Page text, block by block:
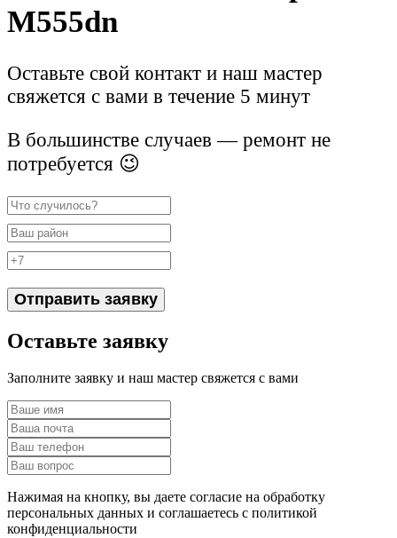
M555dn
Оставьте свой контакт и наш мастер
свяжется с вами в течение 5 минут
В большинстве случаев — ремонт не
потребуется 😉
Отправить заявку
Оставьте заявку
Заполните заявку и наш мастер свяжется с вами
Нажимая на кнопку, вы даете согласие на обработку
персональных данных и соглашаетесь c политикой
конфиденциальности